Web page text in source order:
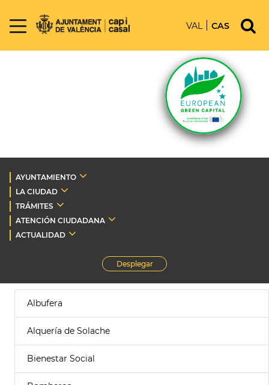
VAL CAS
AYUNTAMIENTO
LA CIUDAD
TRÁMITES
ATENCIÓN CIUDADANA
ACTUALIDAD
Desplegar
Albufera
Alquería de Solache
Bienestar Social